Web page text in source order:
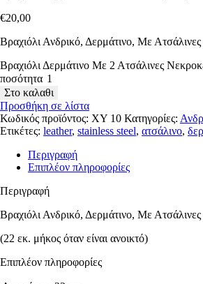
€20,00
Βραχιόλι Ανδρικό, Δερμάτινο, Με Ατσάλινες
Βραχιόλι Δερμάτινο Με 2 Ατσάλινες
ποσότητα
Στο καλαθι
Προσθήκη σε λίστα
Κωδικός προϊόντος: XY 10 Κατηγορίες:
Ετικέτες: leather, stainless steel, ατσάλινο,
Περιγραφή
Επιπλέον πληροφορίες
Περιγραφή
Βραχιόλι Ανδρικό, Δερμάτινο, Με Ατσάλινες
(22 εκ. μήκος όταν είναι ανοικτό)
Επιπλέον πληροφορίες